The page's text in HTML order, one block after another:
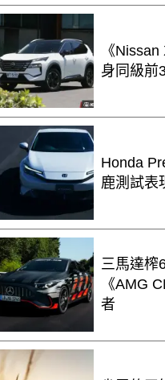
《
身同級前
Honda
鹿測試表
三馬達榨
《AMG
者